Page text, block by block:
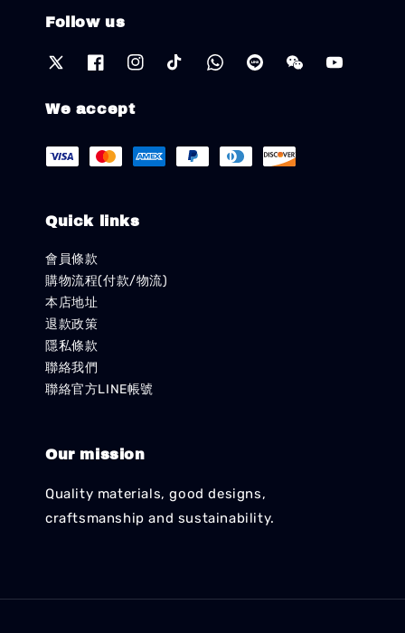
Follow us
We accept
Quick links
會員條款
購物流程(付款/物流)
本店地址
退款政策
隱私條款
聯絡我們
聯絡官方LINE帳號
Our mission
Quality materials, good designs,
craftsmanship and sustainability.